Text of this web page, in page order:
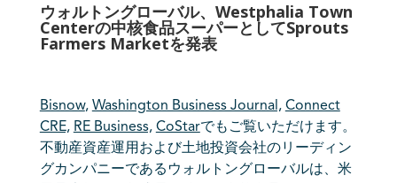
ウォルトングローバル、Westphalia Town
Centerの中核食品スーパーとしてSprouts
Farmers Marketを発表
Bisnow, Washington Business Journal, Connect
CRE, RE Business, CoStarでもご覧いただけます。
不動産資産運用および土地投資会社のリーディン
グカンパニーであるウォルトングローバルは、米